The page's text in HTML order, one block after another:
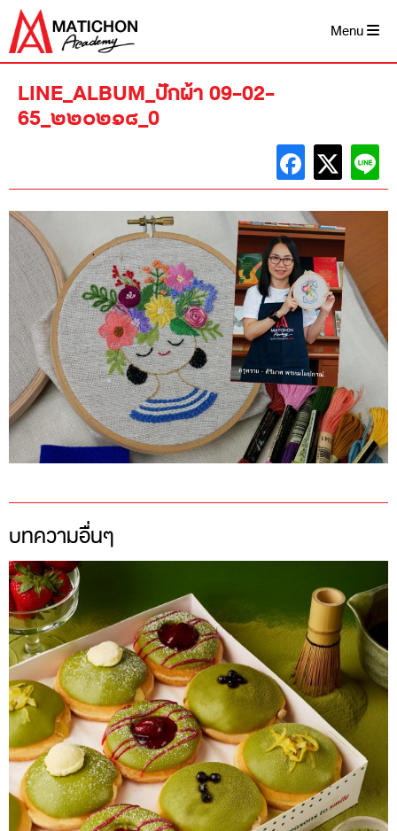
Skip
content
Menu
LINE_ALBUM_ปักผ้า 09-02-
65_๒๒๐๒๑๘_0
บทความอื่นๆ